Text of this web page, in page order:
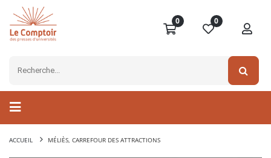
0 0
ACCUEIL MÉLIÈS, CARREFOUR DES ATTRACTIONS